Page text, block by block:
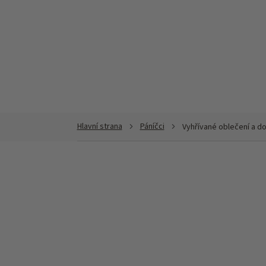
Páníčci Vyhřívané oblečení a